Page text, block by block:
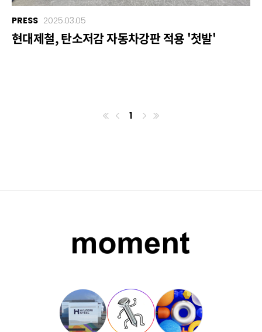
PRESS 2025.03.05
현대제철, 탄소저감 자동차강판 적용 '첫발'
첫번째페이지 1 마지막페이지